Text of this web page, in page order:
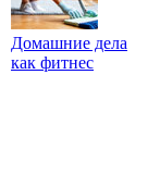
Домашние дела
как фитнес